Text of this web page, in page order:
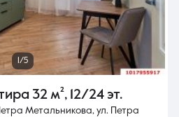
1/5
32 м², 12/24 эт.
Метальникова, ул. Петра